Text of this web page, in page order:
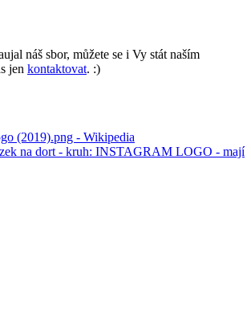
náš sbor, můžete se i Vy stát naším
jen kontaktovat. :)